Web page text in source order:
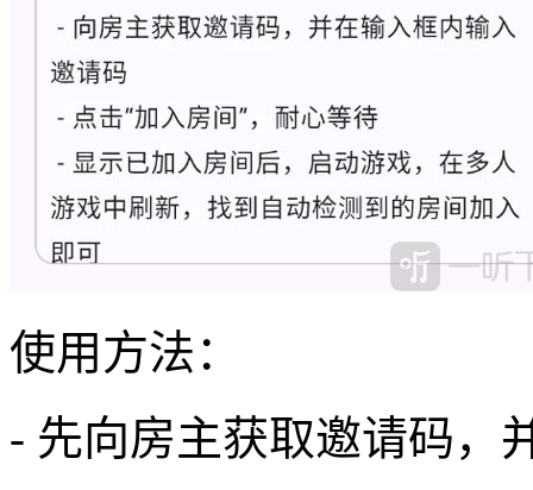
使用方法：
- 先向房主获取邀请码，